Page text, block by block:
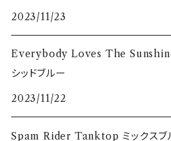
2023/11/23
Everybody Loves The
シッドブルー
2023/11/22
Spam Rider Tanktop ミックスブ